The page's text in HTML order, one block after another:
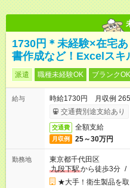
1730円＊未経験×在宅
書作成など！Excelスキ
派遣 職種未経験OK ブランクOK
給与
時給1730円 月収例
交通費別途支給あり
交通費 全額支給
月収例 25～30万円
勤務地
東京都千代田区
九段下駅から徒歩3分 /
★大手！衛生製品を